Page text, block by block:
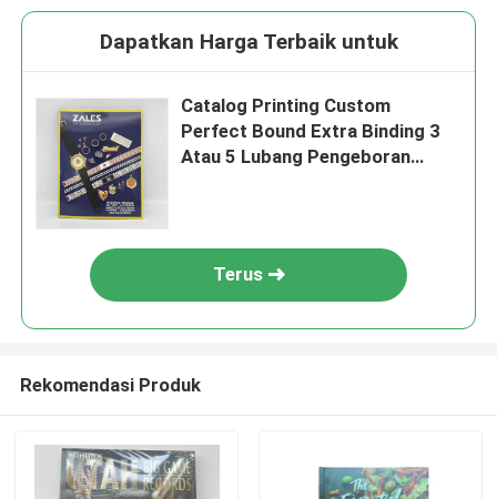
Dapatkan Harga Terbaik untuk
Catalog Printing Custom
Perfect Bound Extra Binding 3
Atau 5 Lubang Pengeboran
Terus
Rekomendasi Produk